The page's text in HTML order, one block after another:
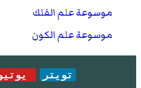
موسوعة علم الفلك
موسوعة علم الكون
تويتر